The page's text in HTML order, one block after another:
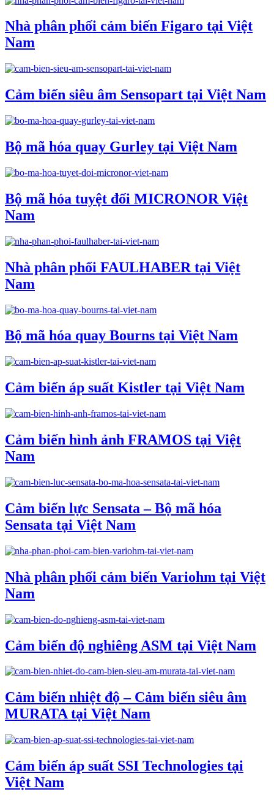
Nhà phân phối cảm biến Figaro tại Việt
Nam
Cảm biến siêu âm Sensopart tại Việt Nam
Bộ mã hóa quay Gurley tại Việt Nam
Bộ mã hóa tuyệt đối MICRONOR Việt
Nam
Nhà phân phối FAULHABER tại Việt
Nam
Bộ mã hóa quay Bourns tại Việt Nam
Cảm biến áp suất Kistler tại Việt Nam
Cảm biến hình ảnh FRAMOS tại Việt
Nam
Cảm biến lực Sensata – Bộ mã hóa
Sensata tại Việt Nam
Nhà phân phối cảm biến Variohm tại Việt
Nam
Cảm biến độ nghiêng ASM tại Việt Nam
Cảm biến nhiệt độ – Cảm biến siêu âm
MURATA tại Việt Nam
Cảm biến áp suất SSI Technologies tại
Việt Nam